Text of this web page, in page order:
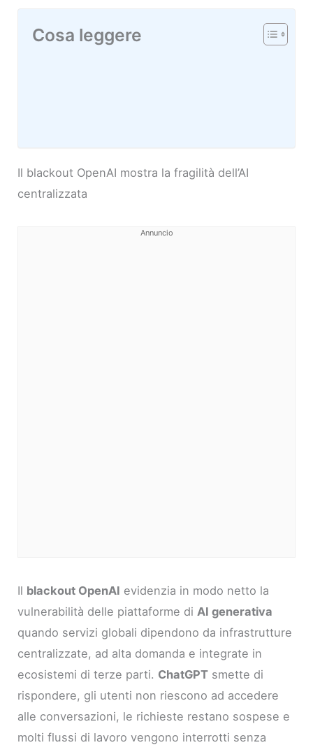
Cosa leggere
Il blackout OpenAI mostra la fragilità dell’AI
centralizzata
Annuncio
Il blackout OpenAI evidenzia in modo netto la
vulnerabilità delle piattaforme diAI generativa
quando servizi globali dipendono da infrastrutture
centralizzate, ad alta domanda e integrate in
ecosistemi di terze parti. ChatGPT smette di
rispondere, gli utenti non riescono ad accedere
alle conversazioni, le richieste restano sospese e
molti flussi di lavoro vengono interrotti senza